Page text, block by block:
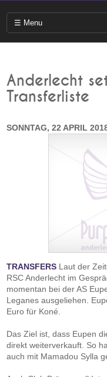
Anderlecht
Transferliste
SONNTAG, 22 APRIL
TRANSFERS Laut der
RSC Anderlecht im
momentan bei der AS
Leganes ausgeliehen.
Euro für Koné.
Das Ziel ist, dass Eupen
direkt weiterverkauft. So
auch mit Mamadou Sylla